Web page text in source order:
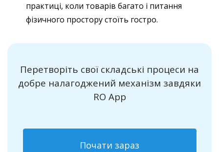
практиці, коли товарів багато і питання
фізичного простору стоїть гостро.
Перетворіть свої складські процеси на
добре налагоджений механізм завдяки
RO App
Почати зараз